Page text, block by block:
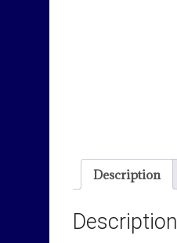
Description
Description